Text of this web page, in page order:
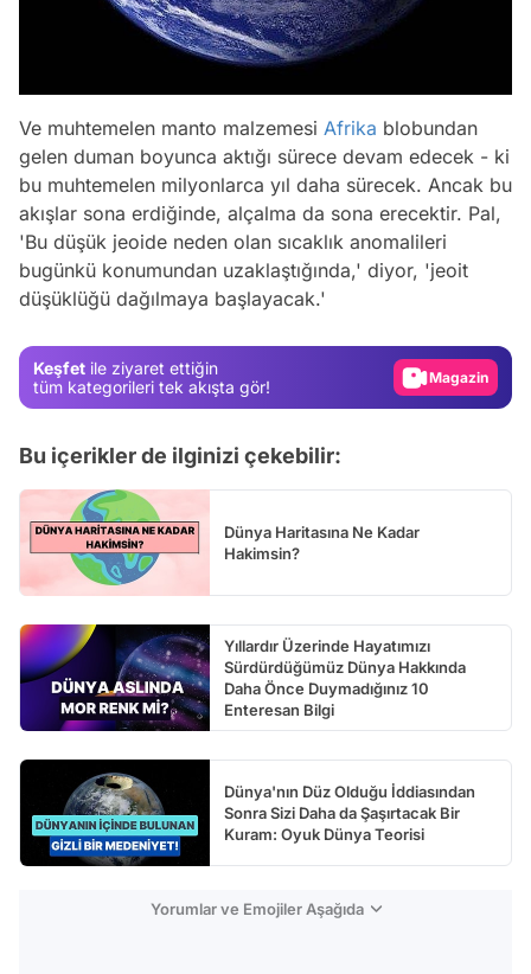
Ve muhtemelen manto malzemesi Afrika blobundan
gelen duman boyunca aktığı sürece devam edecek - ki
bu muhtemelen milyonlarca yıl daha sürecek. Ancak bu
akışlar sona erdiğinde, alçalma da sona erecektir. Pal,
'Bu düşük jeoide neden olan sıcaklık anomalileri
bugünkü konumundan uzaklaştığında,' diyor, 'jeoit
düşüklüğü dağılmaya başlayacak.'
Keşfet ile ziyaret ettiğin
tüm kategorileri tek akışta gör!
Video
Video
Bu içerikler de ilginizi çekebilir:
Dünya Haritasına Ne Kadar
Hakimsin?
Yıllardır Üzerinde Hayatımızı
Sürdürdüğümüz Dünya Hakkında
Daha Önce Duymadığınız 10
Enteresan Bilgi
Dünya'nın Düz Olduğu İddiasından
Sonra Sizi Daha da Şaşırtacak Bir
Kuram: Oyuk Dünya Teorisi
Yorumlar ve Emojiler Aşağıda